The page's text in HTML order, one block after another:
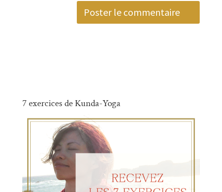
7 exercices de Kunda-Yoga